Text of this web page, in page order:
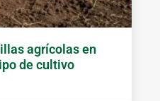
agrícolas en
de cultivo